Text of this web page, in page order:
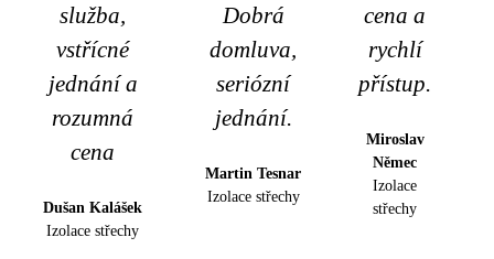
služba,
vstřícné
jednání a
rozumná
cena
Dušan Kalášek
Izolace střechy
Dobrá
domluva,
seriózní
jednání.
Martin Tesnar
Izolace střechy
cena a
rychlí
přístup.
Miroslav
Němec
Izolace
střechy